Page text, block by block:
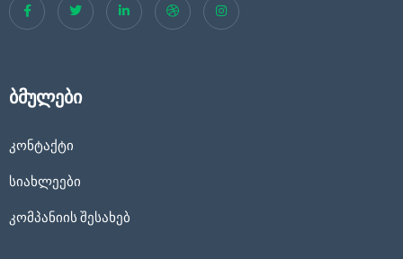
ბმულები
კონტაქტი
სიახლეები
კომპანიის შესახებ